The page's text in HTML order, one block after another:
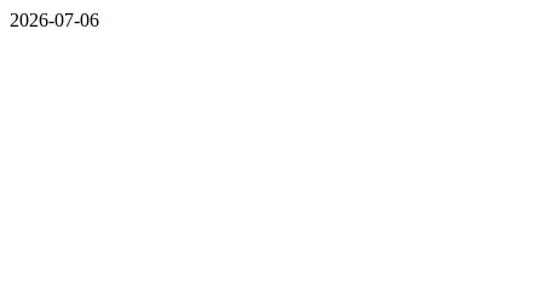
2026-07-06